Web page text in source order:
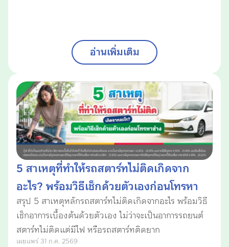
อ่านเพิ่มเติม
5 สาเหตุที่ทำให้รถสตาร์ทไม่ติดเกิดจาก
อะไร? พร้อมวิธีเช็กด้วยตัวเองก่อนโทรหา
ช่าง
สรุป 5 สาเหตุหลักรถสตาร์ทไม่ติดเกิดจากอะไร พร้อมวิธี
เช็กอาการเบื้องต้นด้วยตัวเอง ไม่ว่าจะเป็นอาการรถยนต์
สตาร์ทไม่ติดแต่มีไฟ หรือรถสตาร์ทติดยาก
เผยแพร่ 31 ก.ค. 2569